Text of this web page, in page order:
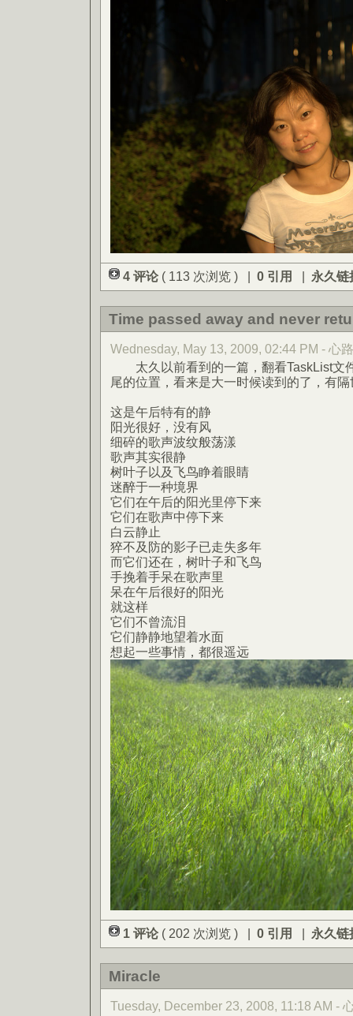
4 评论 ( 113 次浏览 ) | 0 引用 | 永久链
Time passed away and never
Wednesday, May 13, 2009, 02:44 PM - 心
太久以前看到的一篇，翻看TaskList文
尾的位置，看来是大一时候读到的了，有
这是午后特有的静
阳光很好，没有风
细碎的歌声波纹般荡漾
歌声其实很静
树叶子以及飞鸟睁着眼睛
迷醉于一种境界
它们在午后的阳光里停下来
它们在歌声中停下来
白云静止
猝不及防的影子已走失多年
而它们还在，树叶子和飞鸟
手挽着手呆在歌声里
呆在午后很好的阳光
就这样
它们不曾流泪
它们静静地望着水面
想起一些事情，都很遥远
1 评论 ( 202 次浏览 ) | 0 引用 | 永久链
Miracle
Tuesday, December 23, 2008, 11:18 AM -